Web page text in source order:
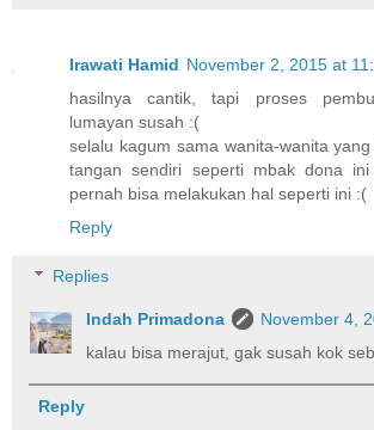
Irawati Hamid November 2, 2015 at
hasilnya cantik, tapi proses
lumayan susah :(
selalu kagum sama wanita-wanita
tangan sendiri seperti mbak dona
pernah bisa melakukan hal seperti ini :(
Reply
Replies
Indah Primadona
November 4,
kalau bisa merajut, gak susah kok
Reply